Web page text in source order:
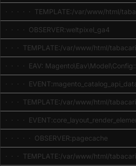
· · · · · TEMPLATE:/var/www/html/
· · · · OBSERVER:weltpixel_ga4
· · · TEMPLATE:/var/www/html/
· · · · EAV:
· · · ·
· · · TEMPLATE:/var/www/html/
· · · ·
· · · · · OBSERVER:pagecache
· · · TEMPLATE:/var/www/html/